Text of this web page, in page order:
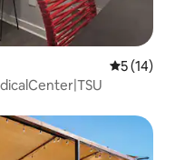
5 av 5 i
5 (14)